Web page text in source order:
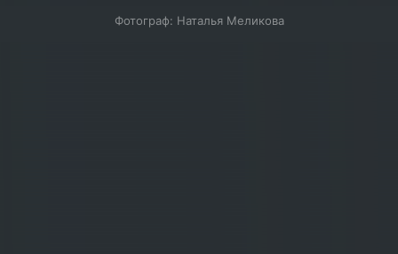
Фотограф: Наталья Меликова